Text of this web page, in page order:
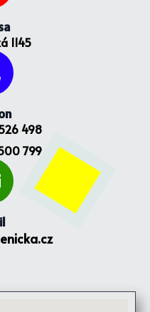
1145
498
799